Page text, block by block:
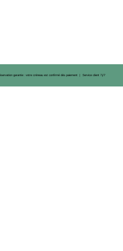
garantie : votre créneau est confirmé dès paiement | Service client 7 j/7